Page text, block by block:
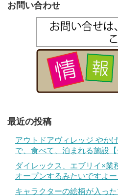
お問い合わせ
最近の投稿
アウトドアヴィレッジ やか
で、食べて、泊まれる施設
ダイレックス、エブリイ×業
オープンするみたいですよ
キャラクターの絵柄が入っ